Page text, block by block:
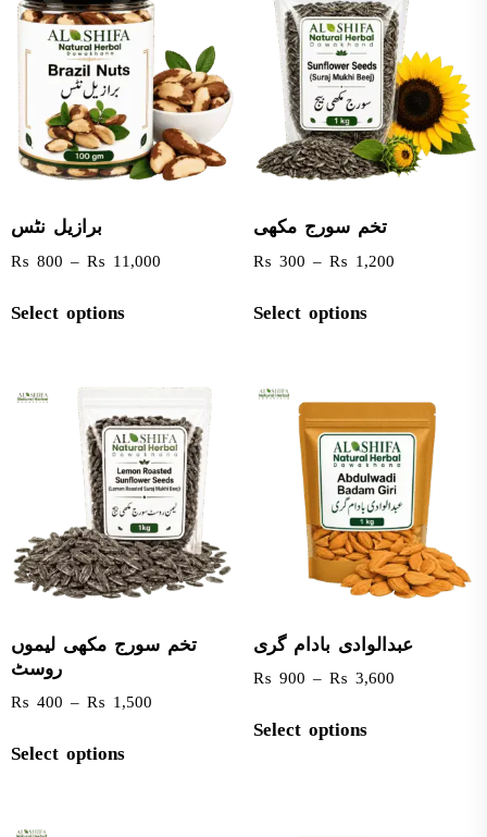
برازیل نٹس
₨ 800 – ₨ 11,000
Select options
تخم سورج مکھی
₨ 300 – ₨ 1,200
Select options
تخم سورج مکھی لیموں
روسٹ
₨ 400 – ₨ 1,500
Select options
عبدالوادی بادام گری
₨ 900 – ₨ 3,600
Select options